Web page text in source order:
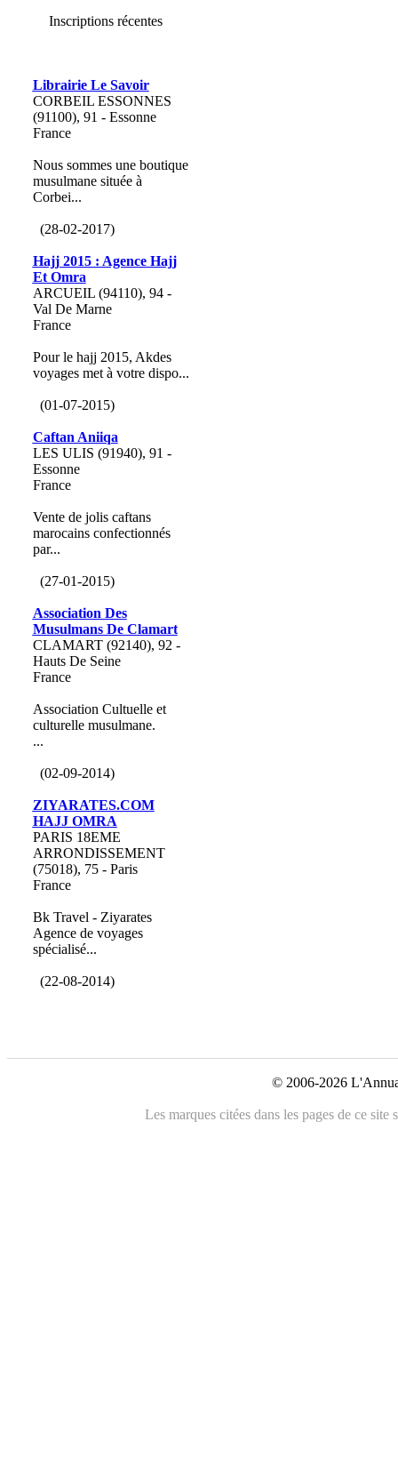
Inscriptions récentes
Librairie Le Savoir
CORBEIL ESSONNES
(91100), 91 - Essonne
France
Nous sommes une boutique
musulmane située à
Corbei...
(28-02-2017)
Hajj 2015 : Agence Hajj
Et Omra
ARCUEIL (94110), 94 -
Val De Marne
France
Pour le hajj 2015, Akdes
voyages met à votre dispo...
(01-07-2015)
Caftan Aniiqa
LES ULIS (91940), 91 -
Essonne
France
Vente de jolis caftans
marocains confectionnés
par...
(27-01-2015)
Association Des
Musulmans De Clamart
CLAMART (92140), 92 -
Hauts De Seine
France
Association Cultuelle et
culturelle musulmane.
...
(02-09-2014)
ZIYARATES.COM
HAJJ OMRA
PARIS 18EME
ARRONDISSEMENT
(75018), 75 - Paris
France
Bk Travel - Ziyarates
Agence de voyages
spécialisé...
(22-08-2014)
© 2006-2026
Les marques citées dans les pages de ce